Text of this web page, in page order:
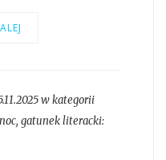
w kategorii
, gatunek literacki: